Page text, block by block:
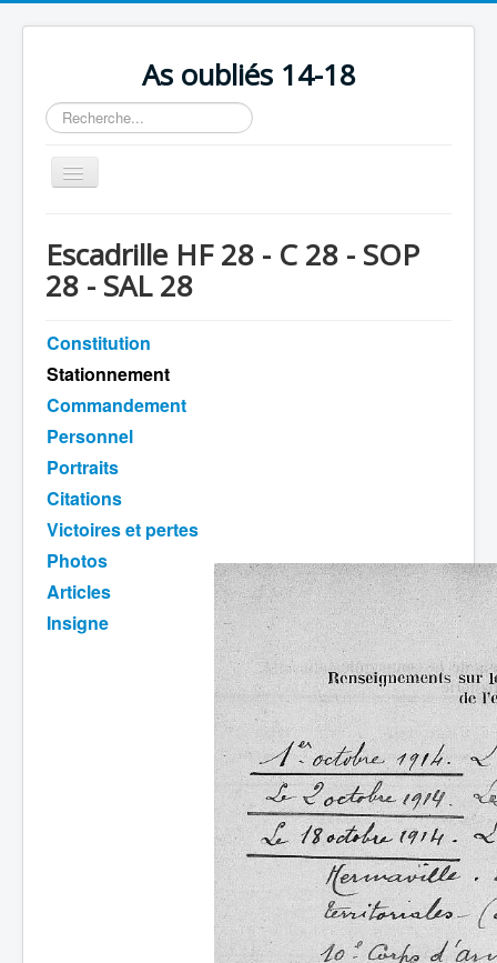
As oubliés 14-18
Rechercher
Basculer
la
Chronologie
Escadrilles
Organisation
Avions
Personnels
Doctrines
Batailles
Les As
Cahiers des As
Escadrille HF 28 - C 28 - SOP
28 - SAL 28
Constitution
Stationnement
Commandement
Personnel
Portraits
Citations
Victoires et pertes
Photos
Articles
Insigne